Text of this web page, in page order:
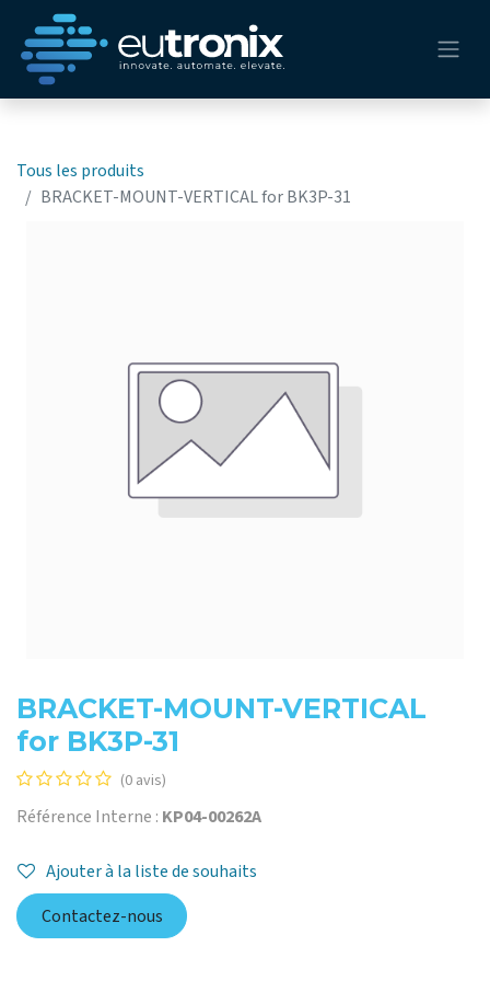
Tous les produits
BRACKET-MOUNT-VERTICAL for BK3P-31
BRACKET-MOUNT-VERTICAL
for BK3P-31
(0 avis)
Référence Interne : KP04-00262A
Ajouter à la liste de souhaits
Contactez-nous